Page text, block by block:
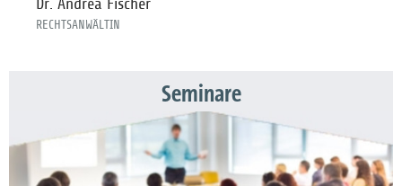
RECHTSANWÄLTIN
Seminare